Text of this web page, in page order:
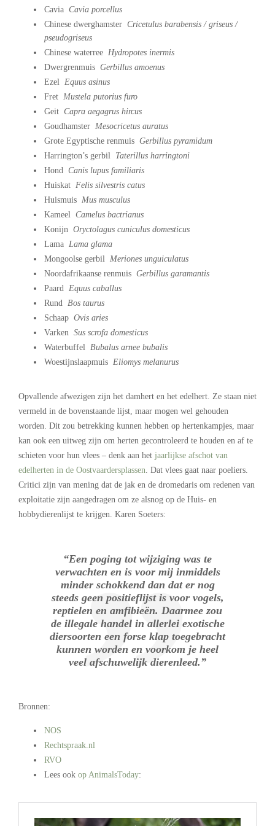
Cavia Cavia porcellus
Chinese dwerghamster Cricetulus barabensis / griseus /
pseudogriseus
Chinese waterree Hydropotes inermis
Dwergrenmuis Gerbillus amoenus
Ezel Equus asinus
Fret Mustela putorius furo
Geit Capra aegagrus hircus
Goudhamster Mesocricetus auratus
Grote Egyptische renmuis Gerbillus pyramidum
Harrington’s gerbil Taterillus harringtoni
Hond Canis lupus familiaris
Huiskat Felis silvestris catus
Huismuis Mus musculus
Kameel Camelus bactrianus
Konijn Oryctolagus cuniculus domesticus
Lama Lama glama
Mongoolse gerbil Meriones unguiculatus
Noordafrikaanse renmuis Gerbillus garamantis
Paard Equus caballus
Rund Bos taurus
Schaap Ovis aries
Varken Sus scrofa domesticus
Waterbuffel Bubalus arnee bubalis
Woestijnslaapmuis Eliomys melanurus
Opvallende afwezigen zijn het damhert en het edelhert. Ze staan niet
vermeld in de bovenstaande lijst, maar mogen wel gehouden
worden. Dit zou betrekking kunnen hebben op hertenkampjes, maar
kan ook een uitweg zijn om herten gecontroleerd te houden en af te
schieten voor hun vlees – denk aan het jaarlijkse afschot van
edelherten in de Oostvaardersplassen . Dat vlees gaat naar poeliers.
Critici zijn van mening dat de jak en de dromedaris om redenen van
exploitatie zijn aangedragen om ze alsnog op de Huis- en
hobbydierenlijst te krijgen. Karen Soeters:
“Een poging tot wijziging was te
verwachten en is voor mij inmiddels
minder schokkend dan dat er nog
steeds geen positieflijst is voor vogels,
reptielen en amfibieën. Daarmee zou
de illegale handel in allerlei exotische
diersoorten een forse klap toegebracht
kunnen worden en voorkom je heel
veel afschuwelijk dierenleed.”
Bronnen:
NOS
Rechtspraak.nl
RVO
Lees ook op AnimalsToday: